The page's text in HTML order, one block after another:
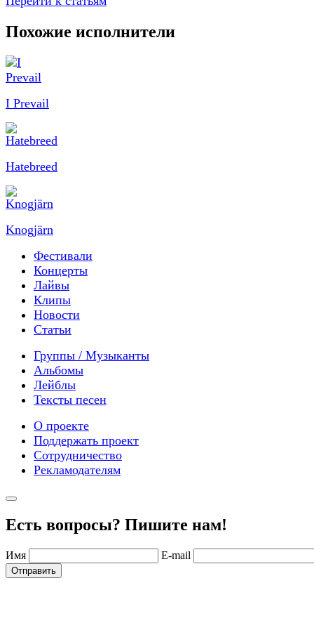
Похожие исполнители
I Prevail
Hatebreed
Knogjärn
Фестивали
Концерты
Лайвы
Клипы
Новости
Статьи
Группы / Музыканты
Альбомы
Лейблы
Тексты песен
О проекте
Поддержать проект
Сотрудничество
Рекламодателям
Есть вопросы? Пишите нам!
Имя E-mail